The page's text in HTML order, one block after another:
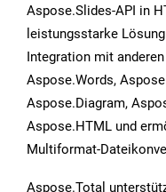
Aspose.Slides-API in
leistungsstarke
Integration mit
Aspose.Words,
Aspose.Diagram,
Aspose.HTML und
Multiformat-
Aspose.Total